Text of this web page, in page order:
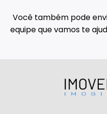
Você também pode
equipe que vamos te